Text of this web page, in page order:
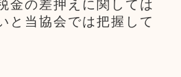
金の差押えに関しては
と当協会では把握して